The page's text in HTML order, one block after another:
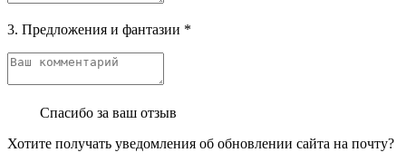
3. Предложения и фантазии *
Спасибо за ваш отзыв
Хотите получать уведомления об обновлении сайта на почту?